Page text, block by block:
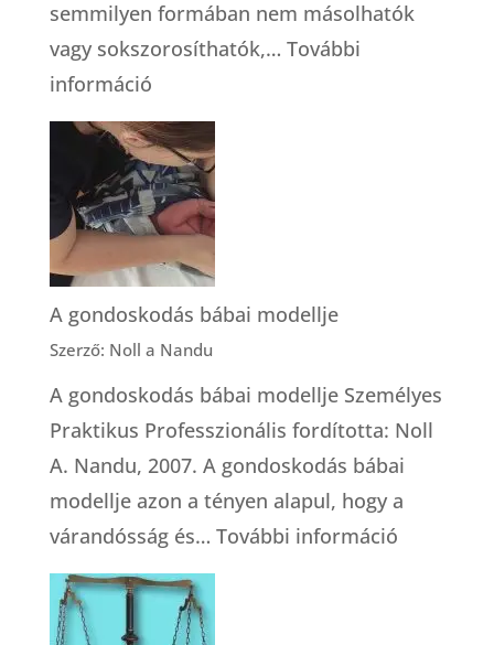
semmilyen formában nem másolhatók
vagy sokszorosíthatók,… További
információ:
Testvérek
a
szülésnél
A gondoskodás bábai modellje
Szerző: Noll a Nandu
A gondoskodás bábai modellje Személyes
Praktikus Professzionális fordította: Noll
A. Nandu, 2007. A gondoskodás bábai
modellje azon a tényen alapul, hogy a
várandósság és… További információ: